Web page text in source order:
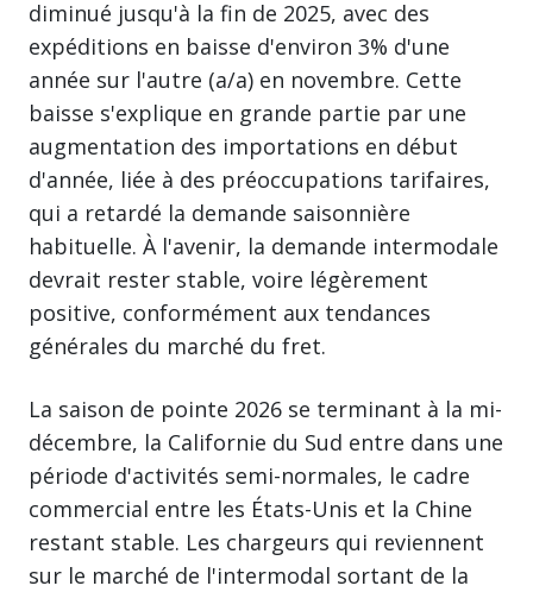
diminué jusqu'à la fin de 2025, avec des
expéditions en baisse d'environ 3% d'une
année sur l'autre (a/a) en novembre. Cette
baisse s'explique en grande partie par une
augmentation des importations en début
d'année, liée à des préoccupations tarifaires,
qui a retardé la demande saisonnière
habituelle. À l'avenir, la demande intermodale
devrait rester stable, voire légèrement
positive, conformément aux tendances
générales du marché du fret.
La saison de pointe 2026 se terminant à la mi-
décembre, la Californie du Sud entre dans une
période d'activités semi-normales, le cadre
commercial entre les États-Unis et la Chine
restant stable. Les chargeurs qui reviennent
sur le marché de l'intermodal sortant de la